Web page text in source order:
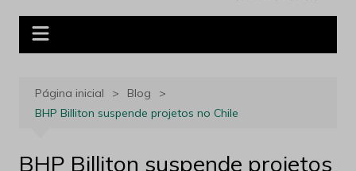
Página inicial
Blog
BHP Billiton suspende projetos no Chile
BHP Billiton suspende projetos